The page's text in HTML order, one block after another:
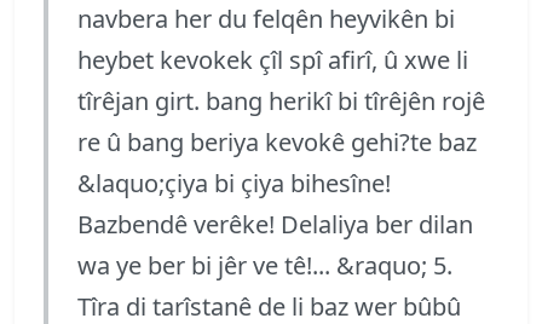
navbera her du felqên heyvikên bi
heybet kevokek çîl spî afirî, û xwe li
tîrêjan girt. bang herikî bi tîrêjên rojê
re û bang beriya kevokê gehi?te baz
&laquo;çiya bi çiya bihesîne!
Bazbendê verêke! Delaliya ber dilan
wa ye ber bi jêr ve tê!... &raquo; 5.
Tîra di tarîstanê de li baz wer bûbû